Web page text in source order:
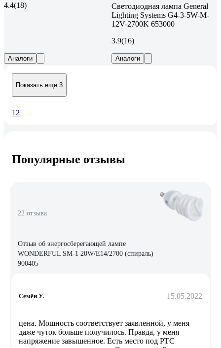
4.4(18)
Аналоги
Светодиодная лампа General
Lighting Systems G4-3-5W-M-
12V-2700K 653000
3.9(16)
Аналоги
Показать еще 3
1 2
Популярные отзывы
22 отзыва
Отзыв об энергосберегающей лампе
WONDERFUL SM-1 20W/E14/2700 (спираль)
900405
Семён У. 15.05.2022
цена. Мощность соответствует заявленной, у меня
даже чуток больше получилось. Правда, у меня
напряжение завышенное. Есть место под РТС